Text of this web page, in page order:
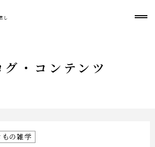
グ・コンテンツ
もの雑学